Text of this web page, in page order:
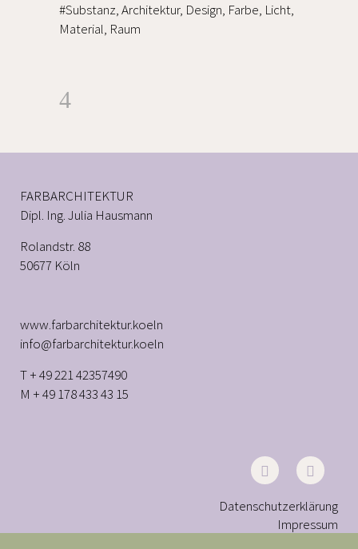
#Substanz, Architektur, Design, Farbe, Licht,
Material, Raum
FARBARCHITEKTUR
Dipl. Ing. Julia Hausmann
Rolandstr. 88
50677 Köln
www.farbarchitektur.koeln
info@farbarchitektur.koeln
T + 49 221 42357490
M + 49 178 433 43 15
Datenschutzerklärung
Impressum